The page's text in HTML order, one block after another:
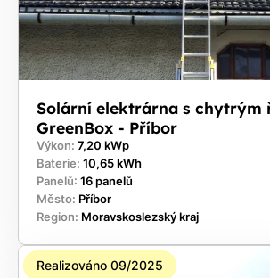
Solární elektrárna s chytrým
GreenBox - Příbor
Výkon: 7,20 kWp
Baterie: 10,65 kWh
Panelů: 16 panelů
Město: Příbor
Region: Moravskoslezský kraj
Realizováno 09/2025